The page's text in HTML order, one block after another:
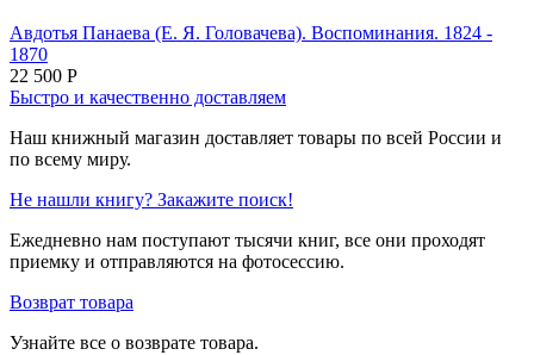
Авдотья Панаева (Е. Я. Головачева). Воспоминания. 1824 -
1870
22 500 Р
Быстро и качественно доставляем
Наш книжный магазин доставляет товары по всей России и
по всему миру.
Не нашли книгу? Закажите поиск!
Ежедневно нам поступают тысячи книг, все они проходят
приемку и отправляются на фотосессию.
Возврат товара
Узнайте все о возврате товара.